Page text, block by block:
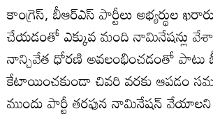
కాంగ్రెస్‌, బీఆర్‌ఎస్‌ పార్టీలు అభ్యర్థుల
చేయడంతో ఎక్కువ మంది నామినేషన్లు
నాన్చివేత ధోరణి అవలంభించడంతో పాటు
కేటాయించకుండా చివరి వరకు ఆపడం
ముందు పార్టీ తరఫున నామినేషన్‌